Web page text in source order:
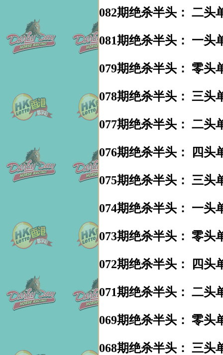
082期绝杀半头： 二头
081期绝杀半头： 一头
079期绝杀半头： 零头
078期绝杀半头： 三头
077期绝杀半头： 二头
076期绝杀半头： 四头
075期绝杀半头： 三头
074期绝杀半头： 一头
073期绝杀半头： 零头
072期绝杀半头： 四头
071期绝杀半头： 二头
069期绝杀半头： 零头
068期绝杀半头： 三头